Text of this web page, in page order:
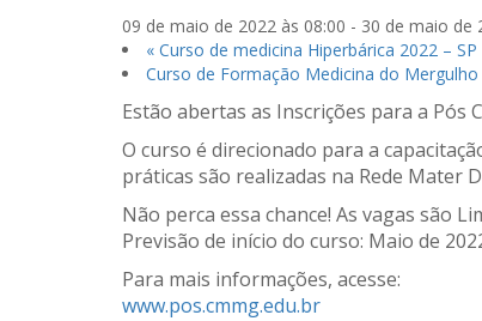
09 de maio de 2022 às 08:00 - 30 de maio de
« Curso de medicina Hiperbárica 2022 – SP
Curso de Formação Medicina do Mergulho
Estão abertas as Inscrições para a Pós
O curso é direcionado para a
práticas são realizadas na Rede Mater
Não perca essa chance! As vagas são
Previsão de início do curso: Maio de
Para mais informações, acesse:
www.pos.cmmg.edu.br